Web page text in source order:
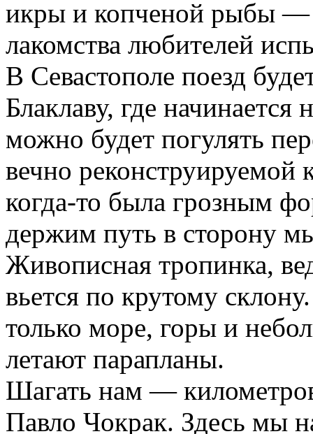
икры и копченой рыбы —
лакомства любителей
В Севастополе поезд
Блаклаву, где
можно будет погулять
вечно реконструируемой
когда-то была грозным
держим путь в сторону
Живописная тропинка,
вьется по крутому
только море, горы и
летают парапланы.
Шагать нам —
Павло Чокрак. Здесь мы